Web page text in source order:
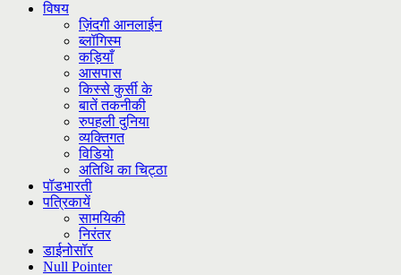
विषय
ज़िंदगी आनलाईन
ब्लॉगिस्म
कड़ियाँ
आसपास
किस्से कुर्सी के
बातें तकनीकी
रुपहली दुनिया
व्यक्तिगत
विडियो
अतिथि का चिट्ठा
पॉडभारती
पत्रिकायें
सामयिकी
निरंतर
डाईनोसॉर
Null Pointer